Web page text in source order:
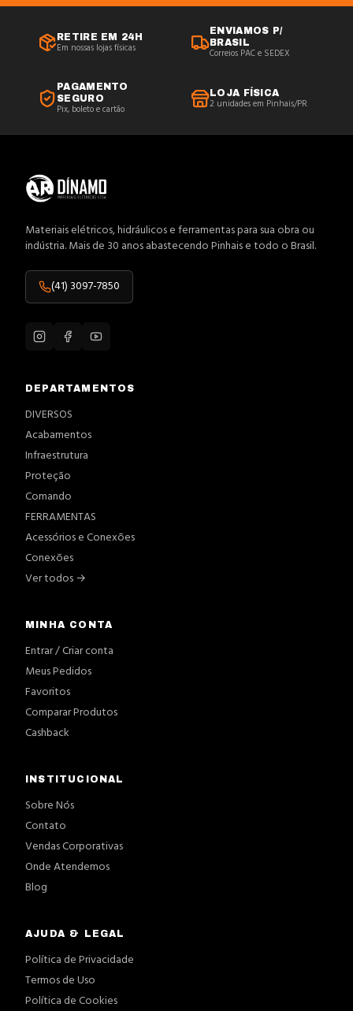
RETIRE EM 24H
Em nossas lojas físicas
ENVIAMOS P/
BRASIL
Correios PAC e SEDEX
PAGAMENTO
SEGURO
Pix, boleto e cartão
LOJA FÍSICA
2 unidades em Pinhais/PR
Materiais elétricos, hidráulicos e ferramentas para sua obra ou
indústria. Mais de 30 anos abastecendo Pinhais e todo o Brasil.
(41) 3097-7850
DEPARTAMENTOS
DIVERSOS
Acabamentos
Infraestrutura
Proteção
Comando
FERRAMENTAS
Acessórios e Conexões
Conexões
Ver todos →
MINHA CONTA
Entrar / Criar conta
Meus Pedidos
Favoritos
Comparar Produtos
Cashback
INSTITUCIONAL
Sobre Nós
Contato
Vendas Corporativas
Onde Atendemos
Blog
AJUDA & LEGAL
Política de Privacidade
Termos de Uso
Política de Cookies